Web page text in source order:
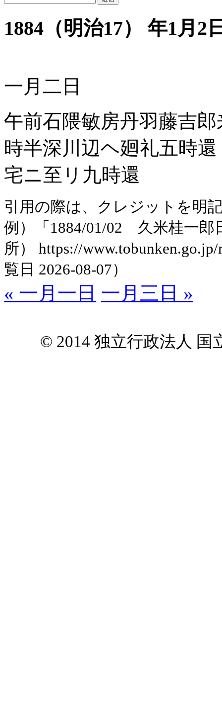
1884（明治17） 年1月2
一月二日
午前石隈敏房丹羽藤吉
時半深川辺ヘ廻礼五時
宅ニ至リ九時還
引用の際は、クレジットを明
例）「1884/01/02 久米桂一郎
所） https://
覧日 2026-08-07）
« 一月一日 一月三日 »
© 2014 独立行政法人 国